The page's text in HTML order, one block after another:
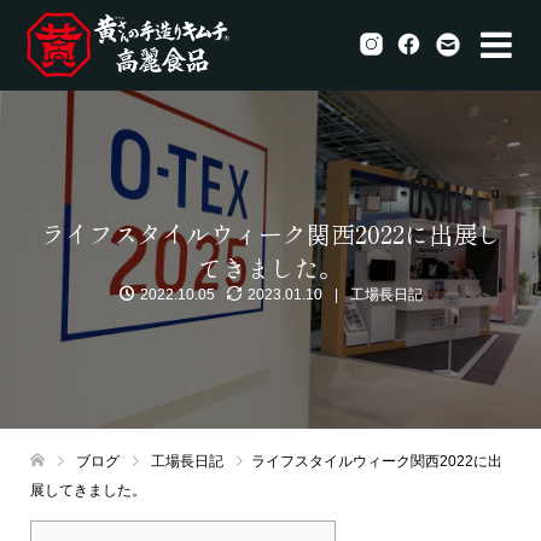
ライフスタイルウィーク関西2022に出展し
てきました。
2022.10.05 2023.01.10 工場長日記
ブログ 工場長日記
ライフスタイルウィーク関西2022に出
展してきました。